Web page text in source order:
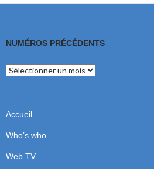
NUMÉROS PRÉCÉDENTS
Numéros
précédents
Accueil
Who’s who
Web TV